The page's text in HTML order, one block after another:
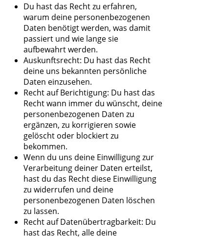
Du hast das Recht zu erfahren,
warum deine personenbezogenen
Daten benötigt werden, was damit
passiert und wie lange sie
aufbewahrt werden.
Auskunftsrecht: Du hast das Recht
deine uns bekannten persönliche
Daten einzusehen.
Recht auf Berichtigung: Du hast das
Recht wann immer du wünscht, deine
personenbezogenen Daten zu
ergänzen, zu korrigieren sowie
gelöscht oder blockiert zu
bekommen.
Wenn du uns deine Einwilligung zur
Verarbeitung deiner Daten erteilst,
hast du das Recht diese Einwilligung
zu widerrufen und deine
personenbezogenen Daten löschen
zu lassen.
Recht auf Datenübertragbarkeit: Du
hast das Recht, alle deine